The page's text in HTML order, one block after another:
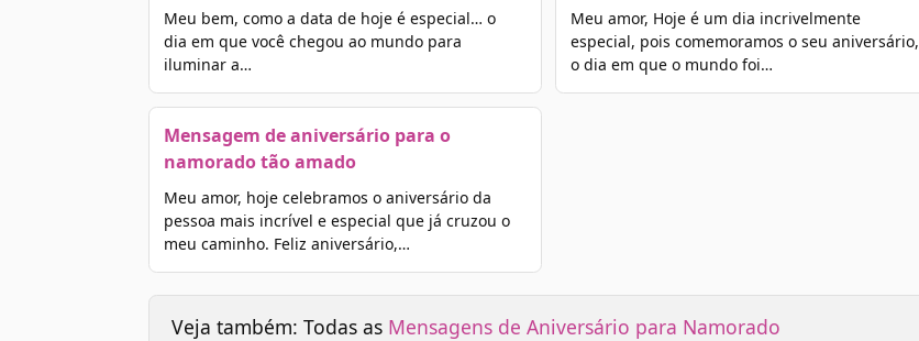
Meu bem, como a data de hoje é especial… o
dia em que você chegou ao mundo para
iluminar a…
Mensagem de aniversário para o
namorado tão amado
Meu amor, hoje celebramos o aniversário da
pessoa mais incrível e especial que já cruzou o
meu caminho. Feliz aniversário,…
Meu amor, Hoje é um dia incrivelmente
especial, pois comemoramos o seu aniversário,
o dia em que o mundo foi…
Veja também: Todas as Mensagens de Aniversário para Namorado